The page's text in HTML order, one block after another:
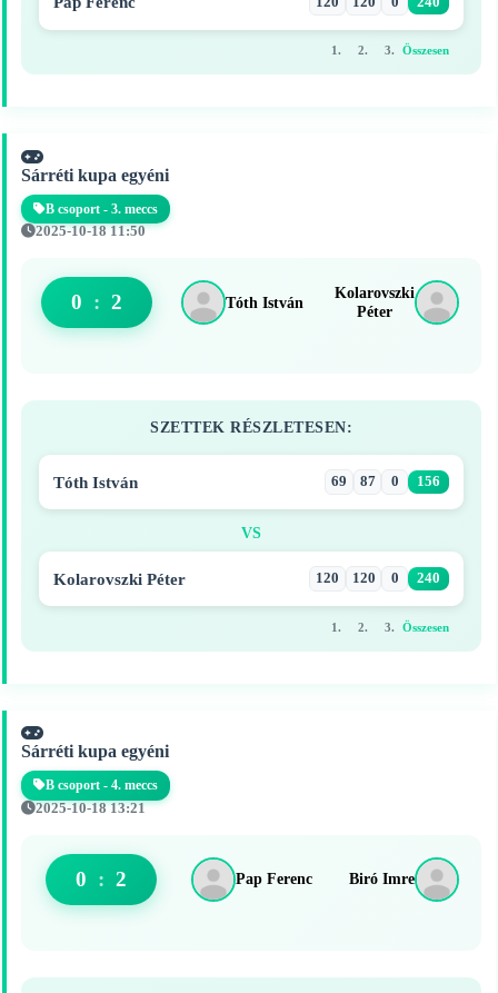
1. 2. 3. Összesen
Sárréti kupa egyéni
B csoport - 3. meccs
2025-10-18 11:50
Tóth István
0 : 2
Kolarovszki
Péter
SZETTEK RÉSZLETESEN:
Tóth István 69 87 0 156
VS
Kolarovszki Péter 120 120 0 240
1. 2. 3. Összesen
Sárréti kupa egyéni
B csoport - 4. meccs
2025-10-18 13:21
Pap Ferenc
0 : 2 Biró Imre